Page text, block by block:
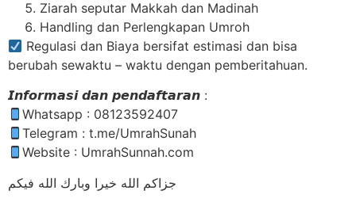
Ziarah seputar Makkah dan Madinah
Handling dan Perlengkapan Umroh
Regulasi dan Biaya bersifat estimasi dan bisa
berubah sewaktu – waktu dengan pemberitahuan.
𝙄𝙣𝙛𝙤𝙧𝙢𝙖𝙨𝙞 𝙙𝙖𝙣 𝙥𝙚𝙣𝙙𝙖𝙛𝙩𝙖𝙧𝙖𝙣 :
Whatsapp : 08123592407
Telegram : t.me/UmrahSunah
Website : UmrahSunnah.com
جزاكم الله خيرا وبارك الله فيكم